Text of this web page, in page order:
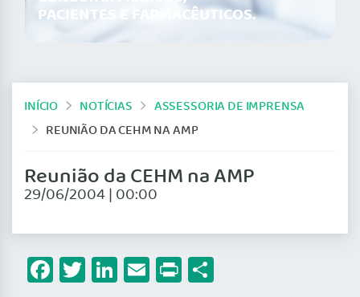
PACIENTES E FARMACÊUTICOS.
INÍCIO NOTÍCIAS
ASSESSORIA DE IMPRENSA
REUNIÃO DA CEHM NA AMP
Reunião da CEHM na AMP
29/06/2004 | 00:00
Facebook
Twitter
LinkedIn
Email
Print